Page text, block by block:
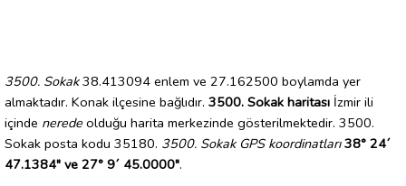
3500. Sokak38.413094 enlem ve 27.162500 boylamda yer
almaktadır. Konak ilçesine bağlıdır. 3500. Sokak haritası İzmir ili
içinde nerede olduğu harita merkezinde gösterilmektedir. 3500.
Sokak posta kodu 35180. 3500. Sokak GPS koordinatları 38° 24´
47.1384" ve 27° 9´ 45.0000".